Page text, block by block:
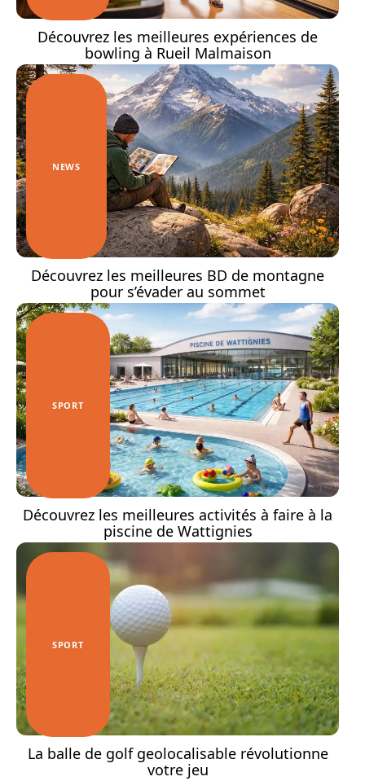
Découvrez les meilleures expériences de
bowling à Rueil Malmaison
NEWS
Découvrez les meilleures BD de montagne
pour s’évader au sommet
SPORT
Découvrez les meilleures activités à faire à la
piscine de Wattignies
SPORT
La balle de golf geolocalisable révolutionne
votre jeu